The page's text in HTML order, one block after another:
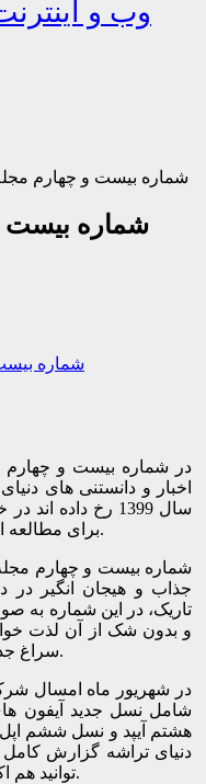
وب و
شماره بیست و چهارم
شماره بیست
در شماره بیست و چهارم
اخبار و دانستنی های
سال 1399 رخ
برای مطالعه این شماره به ادامه مطلب مراجعه کنید.
شماره بیست و چهارم
جذاب و هیجان انگیر در
تاریک، در این شماره به
و بدون شک از آن لذت
سراغ جدیدترین محصولات کمپانی اپل می رویم.
در شهریور ماه امسال
هشتم آیپد و نسل ششم اپل
توانید هم اکنون گزارش این رویداد را مطالعه کنید.